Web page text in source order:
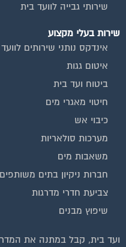
שירותי גבייה לוועד בית
שירות בעלי מקצוע
אינדקס נותני שירותים
איטום גגות
ביטוח ועד בית
חיטוי מאגרי מים
כיבוי אש
מערכות סולאריות
משאבות מים
חברות ניקיון בתים משותפים
צביעת חדרי מדרגות
שיפוץ מבנים
ועד בית, קבל במתנה את